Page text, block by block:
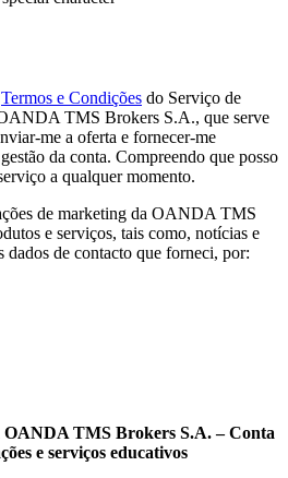
Termos e Condições do Serviço de
TMS Brokers S.A., que serve
me a oferta e fornecer-me
da conta. Compreendo que posso
a qualquer momento.
de marketing da OANDA TMS
e serviços, tais como, notícias e
dados de contacto que forneci, por:
OANDA TMS Brokers S.A. – Conta
e serviços educativos